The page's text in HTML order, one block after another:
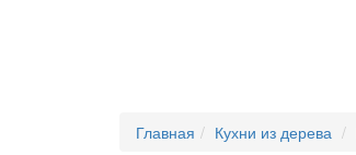
Главная
Кухни из дерева